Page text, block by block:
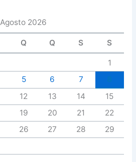
Agosto 2026
Q Q S S
1
5 6 7
12 13 14
15
19 20 21
22
26 27 28
29